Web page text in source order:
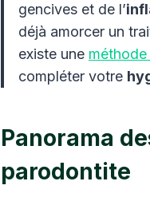
gencives et de l’
déjà amorcer un
existe une
compléter votre
Panorama
parodontite